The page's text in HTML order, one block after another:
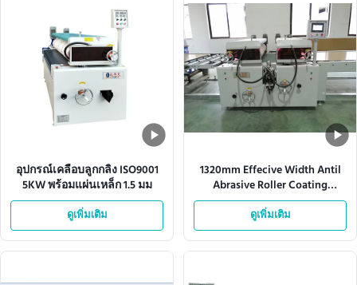
อุปกรณ์เคลือบลูกกลิ้ง ISO9001
5KW พร้อมแผ่นเหล็ก 1.5 มม
ดูเพิ่มเติม
1320mm Effecive Width Antil
Abrasive Roller Coating
Equipment 10KW
ดูเพิ่มเติม